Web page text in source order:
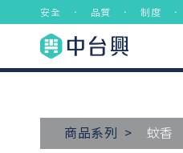
安全 ． 品質 ． 制度 ．
商品系列 > 蚊香